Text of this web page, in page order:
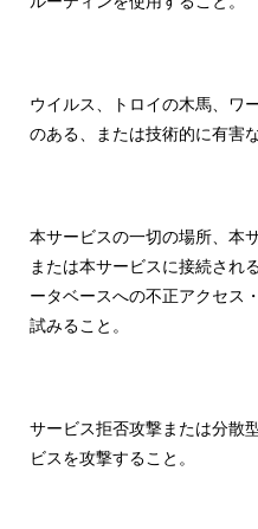
ウイルス、トロイの木馬、ワ
のある、または技術的に有害
本サービスの一切の場所、本
または本サービスに接続され
ータベースへの不正アクセス
試みること。
サービス拒否攻撃または分散
ビスを攻撃すること。